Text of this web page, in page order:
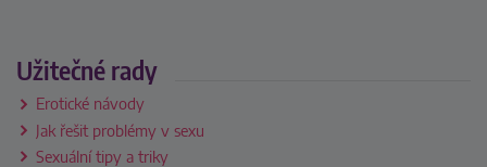
Užitečné rady
Erotické návody
Jak řešit problémy v sexu
Sexuální tipy a triky